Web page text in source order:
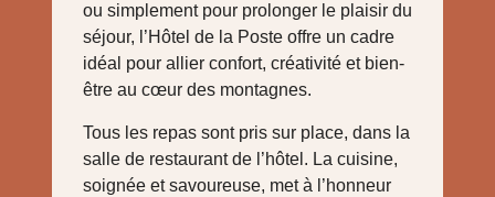
ou simplement pour prolonger le plaisir du
séjour, l’Hôtel de la Poste offre un cadre
idéal pour allier confort, créativité et bien-
être au cœur des montagnes.
Tous les repas sont pris sur place, dans la
salle de restaurant de l’hôtel. La cuisine,
soignée et savoureuse, met à l’honneur